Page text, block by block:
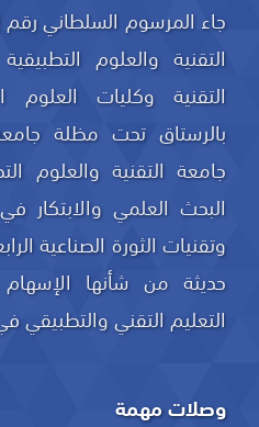
التقنية والعلوم
التقنية وكليات العلوم
بالرستاق تحت مظلة
جامعة التقنية والعلوم
البحث العلمي والابتكار
وتقنيات الثورة الصناعية
حديثة من شأنها
التعليم التقني
وصلات مهمة